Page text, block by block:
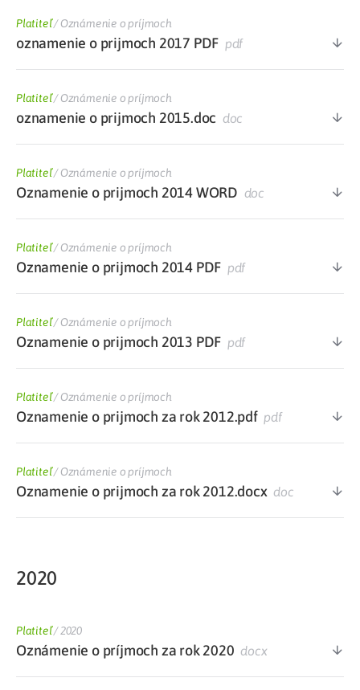
Platiteľ/Oznámenie o príjmoch
oznamenie o prijmoch 2017 PDF pdf
Platiteľ/Oznámenie o príjmoch
oznamenie o prijmoch 2015.doc doc
Platiteľ/Oznámenie o príjmoch
Oznamenie o prijmoch 2014 WORD doc
Platiteľ/Oznámenie o príjmoch
Oznamenie o prijmoch 2014 PDF pdf
Platiteľ/Oznámenie o príjmoch
Oznamenie o prijmoch 2013 PDF pdf
Platiteľ/Oznámenie o príjmoch
Oznamenie o prijmoch za rok 2012.pdfpdf
Platiteľ/Oznámenie o príjmoch
Oznamenie o prijmoch za rok 2012.docx doc
2020
Platiteľ/2020
Oznámenie o príjmoch za rok 2020 docx